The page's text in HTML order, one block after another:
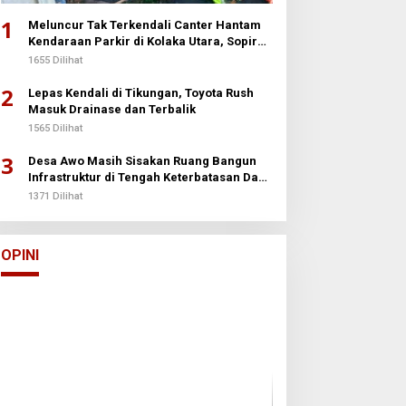
1
Meluncur Tak Terkendali Canter Hantam
Kendaraan Parkir di Kolaka Utara, Sopir
Patah Kedua Kaki
1655 Dilihat
2
Lepas Kendali di Tikungan, Toyota Rush
Masuk Drainase dan Terbalik
1565 Dilihat
3
Desa Awo Masih Sisakan Ruang Bangun
Infrastruktur di Tengah Keterbatasan Dana
Desa
1371 Dilihat
OPINI
Buton
Di Opini